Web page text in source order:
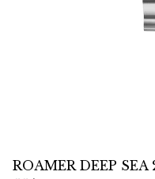
ROAMER DEEP